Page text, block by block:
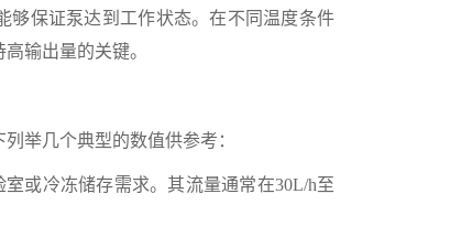
保证泵达到工作状态。在不同温度条件
输出量的关键。
举几个典型的数值供参考：
或冷冻储存需求。其流量通常在30L/h至